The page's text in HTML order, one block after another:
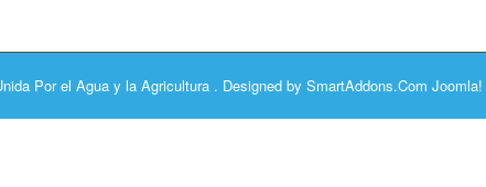
Por el Agua y la Agricultura . Designed by SmartAddons.Com Joomla!